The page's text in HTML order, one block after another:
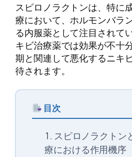
スピロノラクトンは、特に
療において、ホルモンバラ
る内服薬として注目されて
キビ治療薬では効果が不十
期と関連して悪化するニキ
待されます。
目次
スピロノラクトン
療における作用機序